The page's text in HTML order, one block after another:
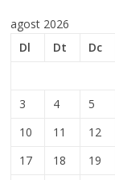
agost 2026
Dl
Dt Dc
3
4 5
10
11 12
17
18 19